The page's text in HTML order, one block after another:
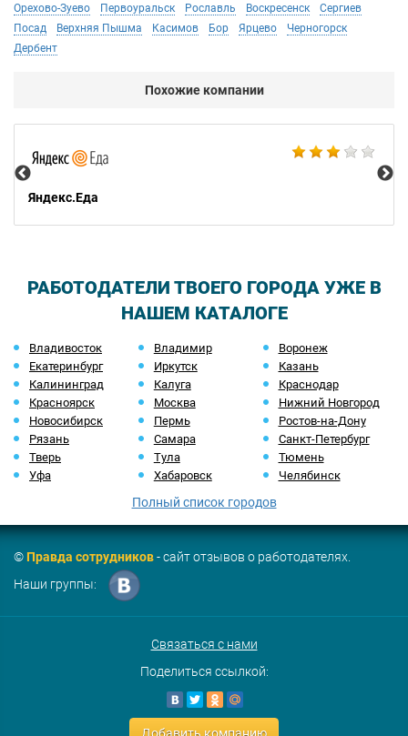
Орехово-Зуево
Первоуральск Рославль Воскресенск
Сергиев
Посад
Верхняя Пышма Касимов Бор Ярцево
Черногорск
Дербент
Похожие компании
Яндекс.Еда
РАБОТОДАТЕЛИ ТВОЕГО ГОРОДА УЖЕ В
НАШЕМ КАТАЛОГЕ
Владивосток Владимир
Воронеж
Екатеринбург
Иркутск
Казань
Калининград
Калуга
Краснодар
Красноярск
Москва
Нижний Новгород
Новосибирск
Пермь
Ростов-на-Дону
Рязань
Самара
Санкт-Петербург
Тверь
Тула
Тюмень
Уфа
Хабаровск Челябинск
Полный список городов
©Правда сотрудников- сайт отзывов о работодателях.
Наши группы:
Связаться с нами
Поделиться ссылкой: